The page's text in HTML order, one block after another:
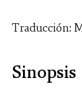
Traducción:
Sinopsis